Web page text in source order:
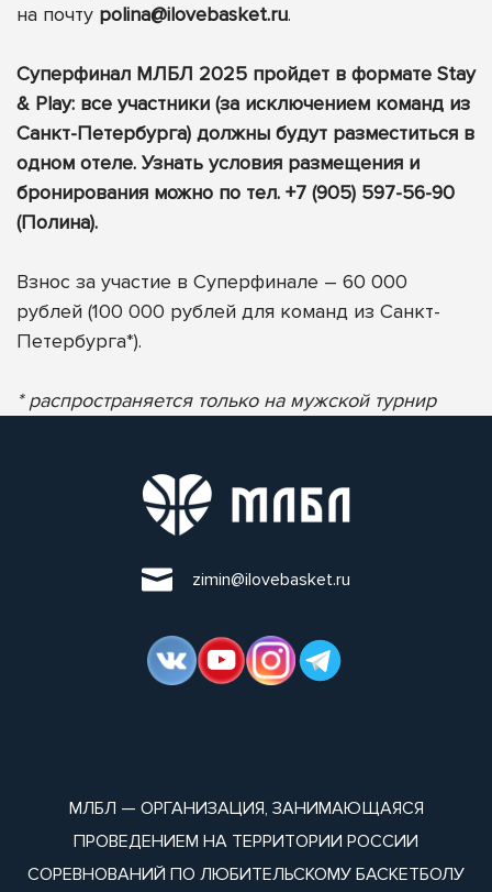
на почту polina@ilovebasket.ru.
Суперфинал МЛБЛ 2025 пройдет в формате Stay
& Play: все участники (за исключением команд из
Санкт-Петербурга) должны будут разместиться в
одном отеле. Узнать условия размещения и
бронирования можно по тел. +7 (905) 597-56-90
(Полина).
Взнос за участие в Суперфинале – 60 000
рублей (100 000 рублей для команд из Санкт-
Петербурга*).
* распространяется только на мужской турнир
zimin@ilovebasket.ru
МЛБЛ — ОРГАНИЗАЦИЯ, ЗАНИМАЮЩАЯСЯ
ПРОВЕДЕНИЕМ НА ТЕРРИТОРИИ РОССИИ
СОРЕВНОВАНИЙ ПО ЛЮБИТЕЛЬСКОМУ БАСКЕТБОЛУ